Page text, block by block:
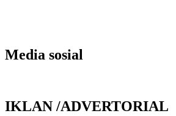
Media sosial
IKLAN /ADVERTORIAL